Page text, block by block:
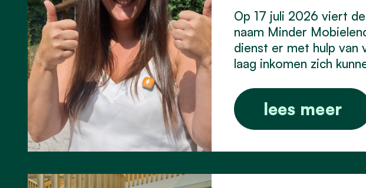
Op 17 juli 2026 viert
naam Minder
dienst er met hulp
laag inkomen zich
lees meer